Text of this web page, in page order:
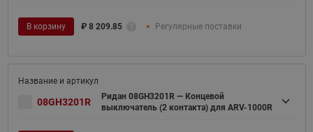
В корзину ₽ 8 209.85 Регулярные поставки
08GH3201R
Ридан 08GH3201R — Концевой
выключатель (2 контакта) для ARV-1000R